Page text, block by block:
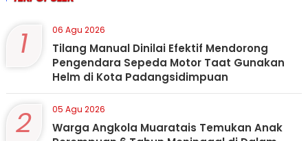
1 06 Agu 2026
Tilang Manual Dinilai Efektif Mendorong
Pengendara Sepeda Motor Taat Gunakan
Helm di Kota Padangsidimpuan
2 05 Agu 2026
Warga Angkola Muaratais Temukan Anak